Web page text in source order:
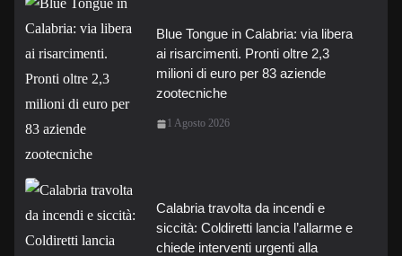
Blue Tongue in Calabria: via libera
ai risarcimenti. Pronti oltre 2,3
milioni di euro per 83 aziende
zootecniche
1 Agosto 2026
Calabria travolta da incendi e
siccità: Coldiretti lancia l’allarme e
chiede interventi urgenti alla